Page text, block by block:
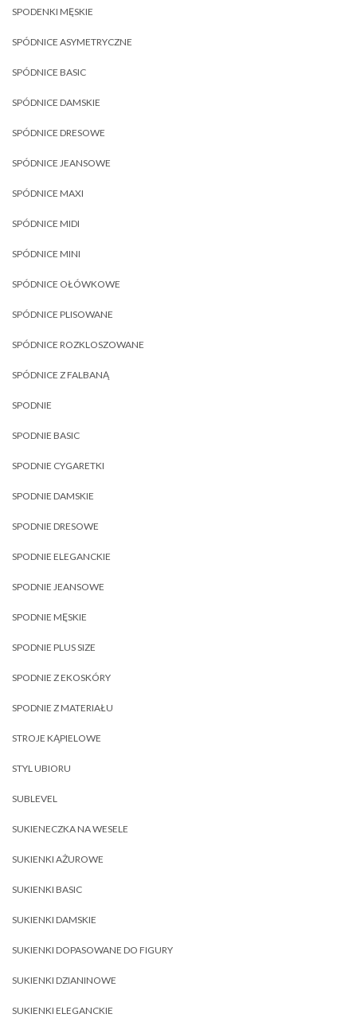
SPODENKI MĘSKIE
SPÓDNICE ASYMETRYCZNE
SPÓDNICE BASIC
SPÓDNICE DAMSKIE
SPÓDNICE DRESOWE
SPÓDNICE JEANSOWE
SPÓDNICE MAXI
SPÓDNICE MIDI
SPÓDNICE MINI
SPÓDNICE OŁÓWKOWE
SPÓDNICE PLISOWANE
SPÓDNICE ROZKLOSZOWANE
SPÓDNICE Z FALBANĄ
SPODNIE
SPODNIE BASIC
SPODNIE CYGARETKI
SPODNIE DAMSKIE
SPODNIE DRESOWE
SPODNIE ELEGANCKIE
SPODNIE JEANSOWE
SPODNIE MĘSKIE
SPODNIE PLUS SIZE
SPODNIE Z EKOSKÓRY
SPODNIE Z MATERIAŁU
STROJE KĄPIELOWE
STYL UBIORU
SUBLEVEL
SUKIENECZKA NA WESELE
SUKIENKI AŻUROWE
SUKIENKI BASIC
SUKIENKI DAMSKIE
SUKIENKI DOPASOWANE DO FIGURY
SUKIENKI DZIANINOWE
SUKIENKI ELEGANCKIE